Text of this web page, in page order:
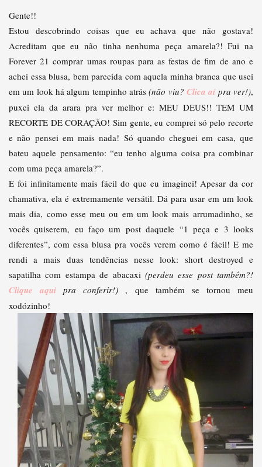
Gente!!
Estou descobrindo coisas que eu achava que não gostava!
Acreditam que eu não tinha nenhuma peça amarela?! Fui na
Forever 21 comprar umas roupas para as festas de fim de ano e
achei essa blusa, bem parecida com aquela minha branca que usei
em um look há algum tempinho atrás(não viu?Clica aípra ver!),
puxei ela da arara pra ver melhor e: MEU DEUS!! TEM UM
RECORTE DE CORAÇÃO! Sim gente, eu comprei só pelo recorte
e não pensei em mais nada! Só quando cheguei em casa, que
bateu aquele pensamento: “eu tenho alguma coisa pra combinar
com uma peça amarela?”.
E foi infinitamente mais fácil do que eu imaginei! Apesar da cor
chamativa, ela é extremamente versátil. Dá para usar em um look
mais dia, como esse meu ou em um look mais arrumadinho, se
vocês quiserem, eu faço um post daquele “1 peça e 3 looks
diferentes”, com essa blusa pra vocês verem como é fácil! E me
rendi a mais duas tendências nesse look: short destroyed e
sapatilha com estampa de abacaxi (perdeu esse post também?!
Clique aqui pra conferir!) , que também se tornou meu
xodózinho!